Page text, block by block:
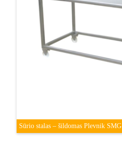
Sūrio stalas – šildomas Plevnik SMG